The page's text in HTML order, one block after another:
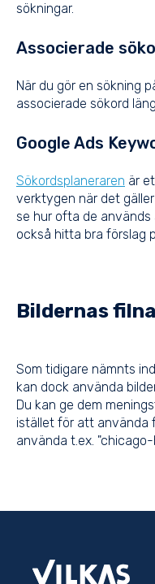
sökningar.
Associerade
När du gör en sökning
associerade sökord
Google Ads
Sökordsplaneraren är
verktygen när det
se hur ofta de används
också hitta bra förslag
Bildernas
Som tidigare nämnts
kan dock använda
Du kan ge dem
istället för att använda
använda t.ex.